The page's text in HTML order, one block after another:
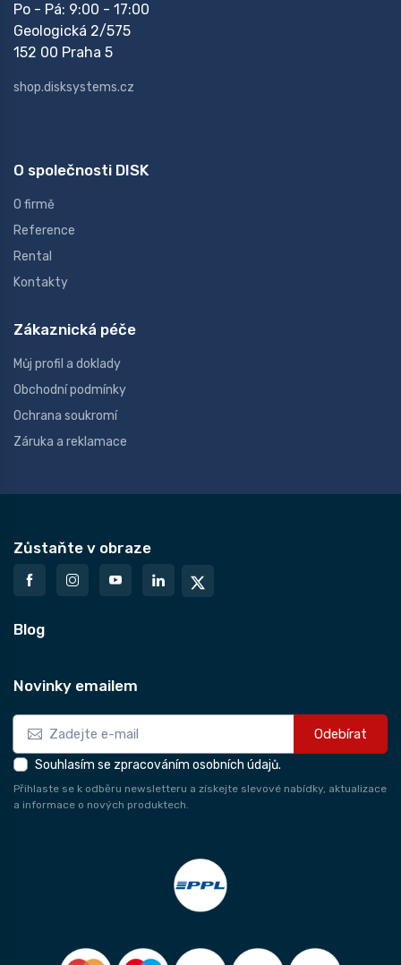
Po - Pá: 9:00 - 17:00
Geologická 2/575
152 00 Praha 5
shop.disksystems.cz
O společnosti DISK
O firmě
Reference
Rental
Kontakty
Zákaznická péče
Můj profil a doklady
Obchodní podmínky
Ochrana soukromí
Záruka a reklamace
Zůstaňte v obraze
Blog
Novinky emailem
Odebírat
Souhlasím se zpracováním osobních údajů.
Přihlaste se k odběru newsletteru a získejte slevové nabídky, aktualizace
a informace o nových produktech.